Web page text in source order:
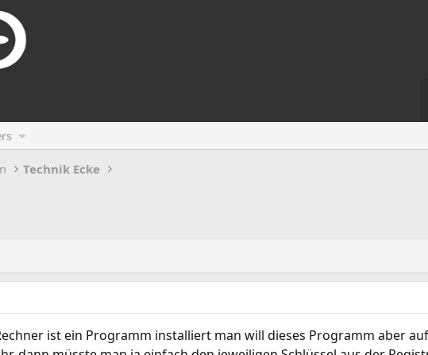
Technik Ecke
ist ein Programm installiert man will dieses Programm aber